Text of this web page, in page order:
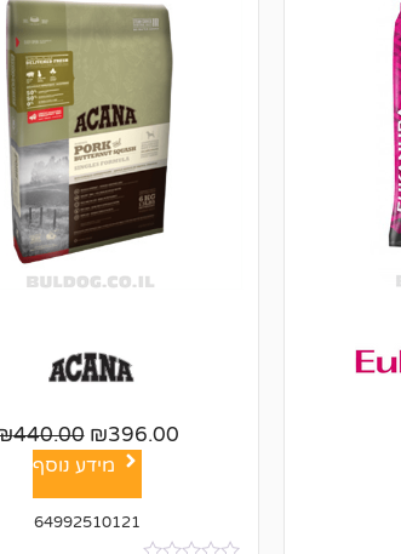
₪396.00
440.00
מידע נוסף
64992510121